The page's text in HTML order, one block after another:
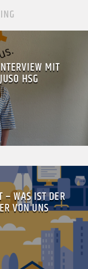
MIT
HSG
– WAS IST DER
VON UNS